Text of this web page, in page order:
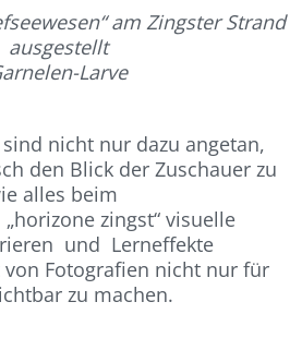
am Zingster Strand
ausgestellt
Larve
nicht nur dazu angetan,
den Blick der Zuschauer zu
alles beim
zingst“ visuelle
und Lerneffekte
Fotografien nicht nur für
zu machen.